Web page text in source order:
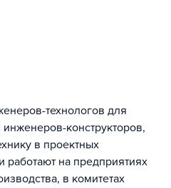
технологов для
конструкторов,
в проектных
работают на предприятиях
в комитетах